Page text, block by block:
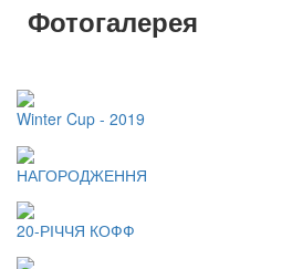
Фотогалерея
Winter Cup - 2019
НАГОРОДЖЕННЯ
20-РІЧЧЯ КОФФ